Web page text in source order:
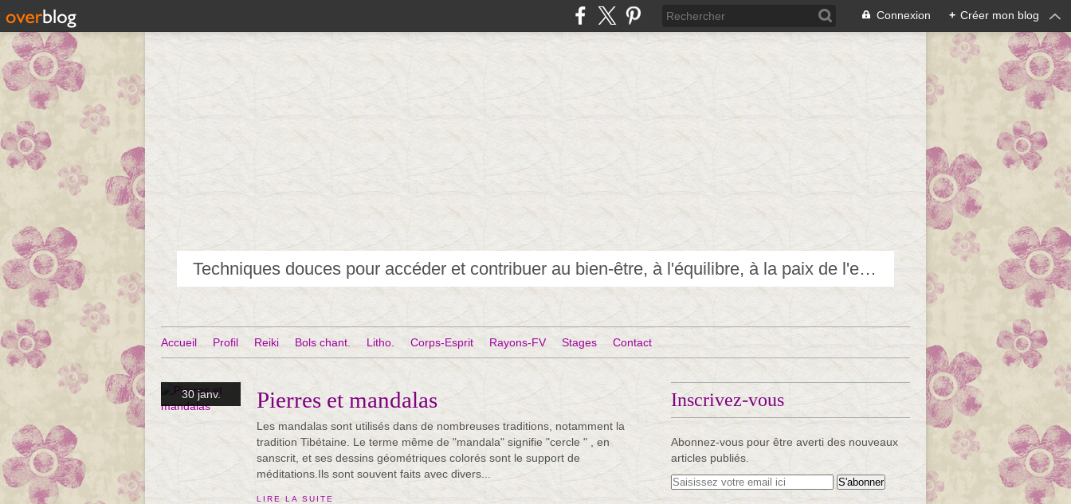
Connexion + Créer mon blog
Techniques douces pour accéder et contribuer au bien-être, à l'équilibre, à la paix de l'esprit...
Accueil Profil Reiki Bols chant. Litho. Corps-Esprit Rayons-FV Stages Contact
30 janv. Pierres et mandalas
Les mandalas sont utilisés dans de nombreuses traditions, notamment la
tradition Tibétaine. Le terme même de "mandala" signifie "cercle " , en
sanscrit, et ses dessins géométriques colorés sont le support de
méditations.Ils sont souvent faits avec divers...
LIRE LA SUITE
Inscrivez-vous
Abonnez-vous pour être averti des nouveaux
articles publiés.